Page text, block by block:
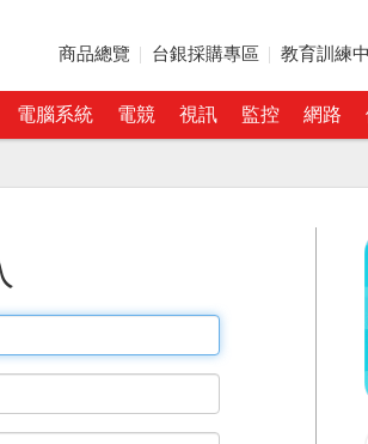
商品總覽 台銀採購專區 教育訓練
電腦系統 電競 視訊 監控 網路